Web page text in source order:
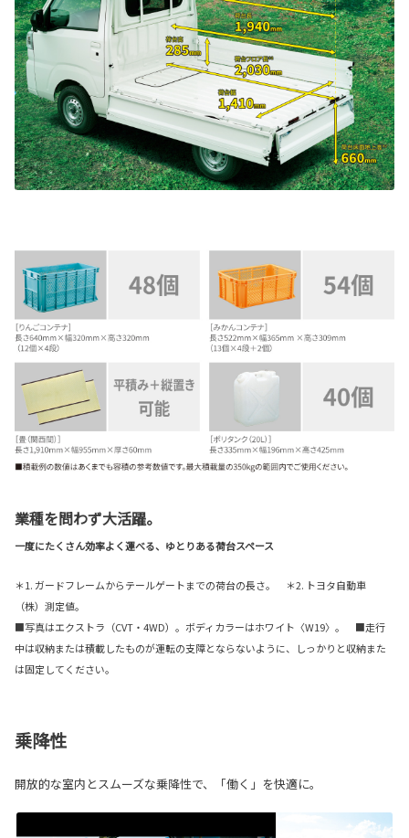
業種を問わず大活躍。
一度にたくさん効率よく運べる、ゆとりある荷台スペース
＊1. ガードフレームからテールゲートまでの荷台の長さ。 ＊2. トヨタ自動車
（株）測定値。
■写真はエクストラ（CVT・4WD）。ボディカラーはホワイト〈W19〉。 ■走行
中は収納または積載したものが運転の支障とならないように、しっかりと収納また
は固定してください。
乗降性
開放的な室内とスムーズな乗降性で、「働く」を快適に。